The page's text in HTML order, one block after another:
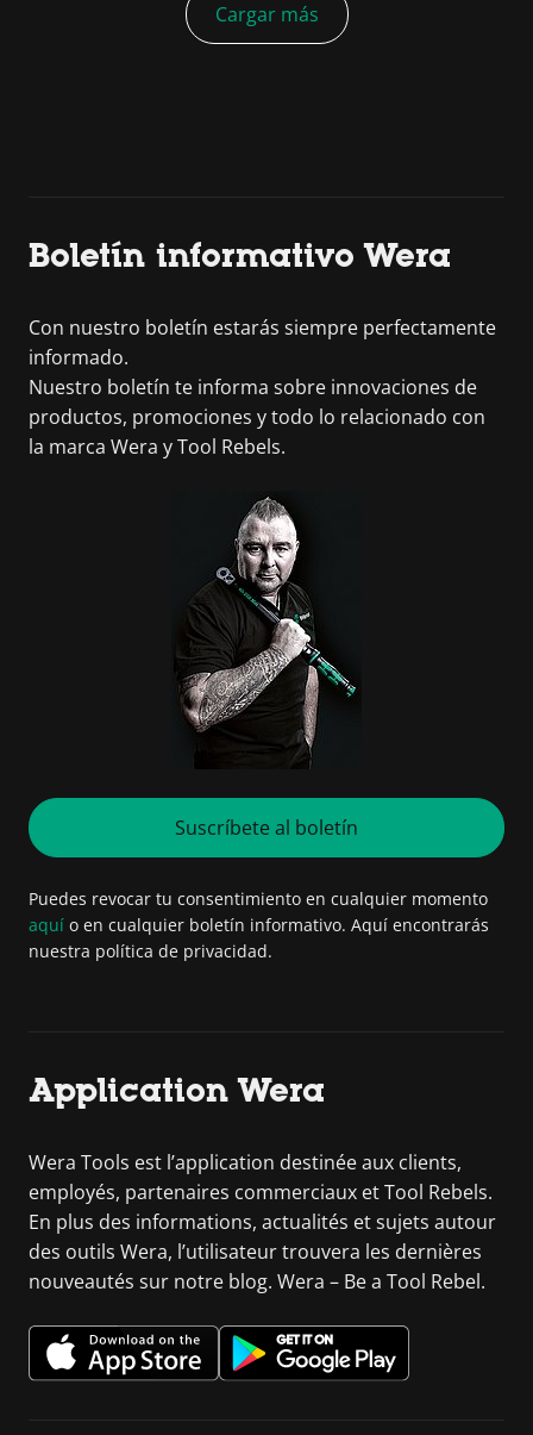
Cargar más
Boletín informativo Wera
Con nuestro boletín estarás siempre perfectamente
informado.
Nuestro boletín te informa sobre innovaciones de
productos, promociones y todo lo relacionado con
la marca Wera y Tool Rebels.
Suscríbete al boletín
Puedes revocar tu consentimiento en cualquier momento
aquí o en cualquier boletín informativo. Aquí encontrarás
nuestra política de privacidad.
Application Wera
Wera Tools est l’application destinée aux clients,
employés, partenaires commerciaux et Tool Rebels.
En plus des informations, actualités et sujets autour
des outils Wera, l’utilisateur trouvera les dernières
nouveautés sur notre blog. Wera – Be a Tool Rebel.